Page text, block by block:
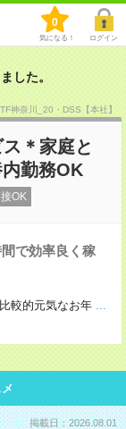
0
気になる！ ログイン
した。
神奈川_20・DSS【本社】
＊家庭と
勤務OK
OK
で効率良く稼
較的元気なお年 ...
掲載日：2026.08.01